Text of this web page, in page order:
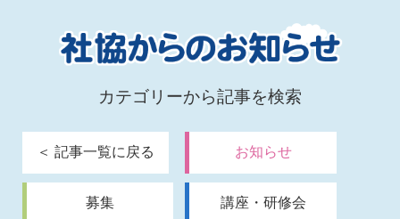
カテゴリーから記事を検索
＜ 記事一覧に戻る お知らせ
募集 講座・研修会